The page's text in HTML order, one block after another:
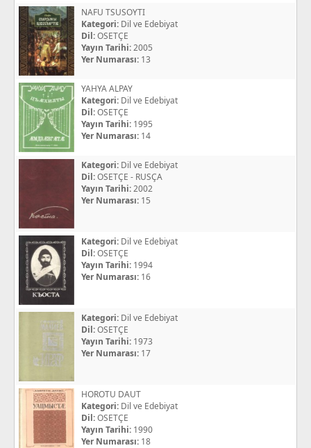
NAFU TSUSOYTI
Kategori: Dil ve Edebiyat
Dil:OSETÇE
Yayın Tarihi:2005
Yer Numarası: 13
YAHYA ALPAY
Kategori: Dil ve Edebiyat
Dil:OSETÇE
Yayın Tarihi: 1995
Yer Numarası: 14
Kategori: Dil ve Edebiyat
Dil:OSETÇE - RUSÇA
Yayın Tarihi:2002
Yer Numarası: 15
Kategori: Dil ve Edebiyat
Dil:OSETÇE
Yayın Tarihi: 1994
Yer Numarası: 16
Kategori: Dil ve Edebiyat
Dil:OSETÇE
Yayın Tarihi: 1973
Yer Numarası: 17
HOROTU DAUT
Kategori: Dil ve Edebiyat
Dil:OSETÇE
Yayın Tarihi: 1990
Yer Numarası: 18